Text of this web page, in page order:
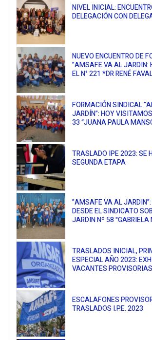
NIVEL INICIAL:
DELEGACIÓN CON
NUEVO ENCUENTRO DE
”AMSAFE VA AL JARDIN:
EL N° 221 *DR RENÉ
FORMACIÓN SINDICAL
JARDÍN”: HOY
33 “JUANA PAULA
TRASLADO IPE 2023: SE
SEGUNDA ETAPA
"AMSAFE VA AL
DESDE EL SINDICATO
JARDIN Nº 58
TRASLADOS INICIAL,
ESPECIAL AÑO 2023:
VACANTES PROVISORIAS
ESCALAFONES
TRASLADOS I.P.E. 2023